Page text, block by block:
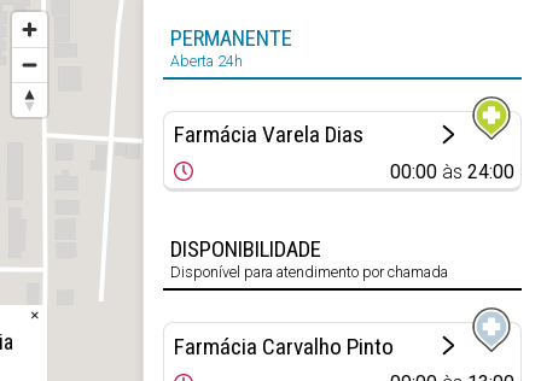
×
PERMANENTE
Aberta 24h
Farmácia Varela Dias
00:00 às24:00
DISPONIBILIDADE
Disponível para atendimento por chamada
Farmácia Carvalho Pinto